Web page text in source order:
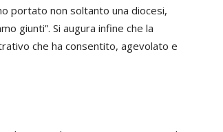
portato non soltanto una diocesi,
giunti”. Si augura infine che la
che ha consentito, agevolato e